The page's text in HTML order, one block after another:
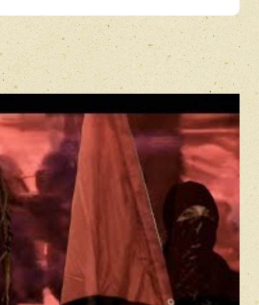
E-mail
Прикрепить фото
Оставить отзыв
Перед публикацией отзывы проходят модерацию